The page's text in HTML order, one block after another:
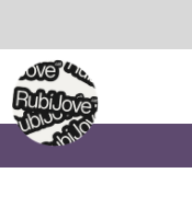
contingut